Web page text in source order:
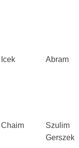
Icek Abram
Chaim
Szulim
Gerszek